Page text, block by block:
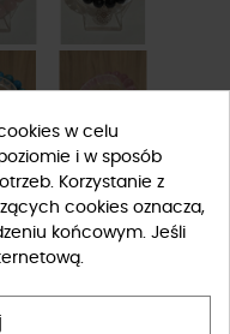
w celu
i w sposób
Korzystanie z
cookies oznacza,
końcowym. Jeśli